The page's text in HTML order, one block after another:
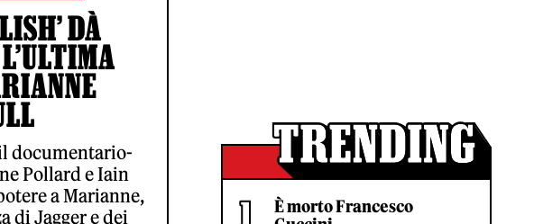
DÀ
documentario-
Pollard e Iain
a Marianne,
di Jagger e dei
È morto Francesco